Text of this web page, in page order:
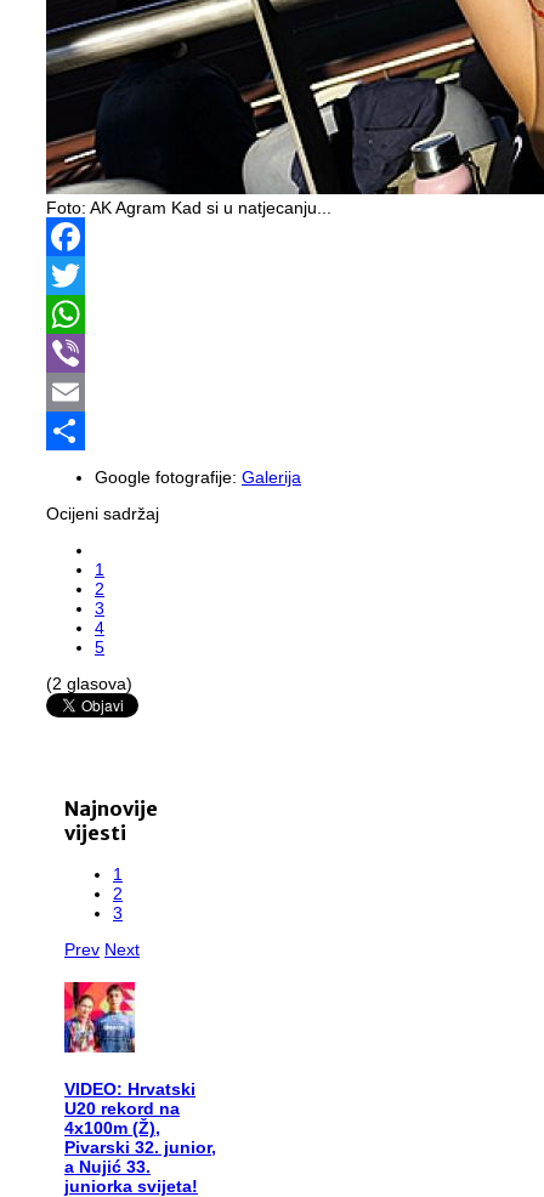
Foto: AK Agram Kad si u natjecanju...
Facebook
Twitter
WhatsApp
Viber
Email
Google fotografije: Galerija
Ocijeni sadržaj
1
2
3
4
5
(2 glasova)
Najnovije
vijesti
1
2
3
Prev Next
VIDEO: Hrvatski
U20 rekord na
4x100m (Ž),
Pivarski 32. junior,
a Nujić 33.
juniorka svijeta!